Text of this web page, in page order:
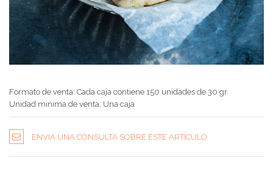
Formato de venta: Cada caja contiene 150 unidades de 30 gr.
Unidad minima de venta: Una caja
ENVIA UNA CONSULTA SOBRE ESTE ARTÍCULO